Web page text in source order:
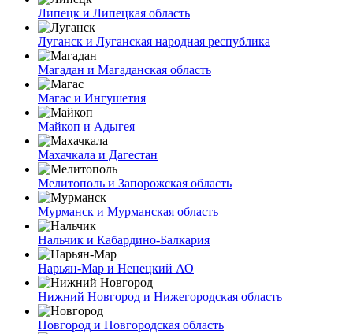
Липецк и Липецкая область
Луганск и Луганская народная республика
Магадан и Магаданская область
Магас и Ингушетия
Майкоп и Адыгея
Махачкала и Дагестан
Мелитополь и Запорожская область
Мурманск и Мурманская область
Нальчик и Кабардино-Балкария
Нарьян-Мар и Ненецкий АО
Нижний Новгород и Нижегородская область
Новгород и Новгородская область